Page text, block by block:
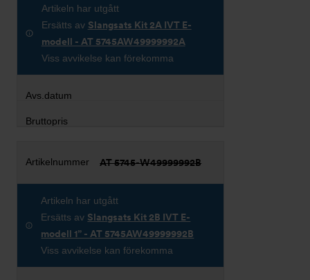
Artikeln har utgått
Ersätts av Slangsats Kit 2A IVT E-
modell - AT 5745AW49999992A
Viss avvikelse kan förekomma
AT 5745-W49999992B
Artikeln har utgått
Ersätts av Slangsats Kit 2B IVT E-
modell 1” - AT 5745AW49999992B
Viss avvikelse kan förekomma